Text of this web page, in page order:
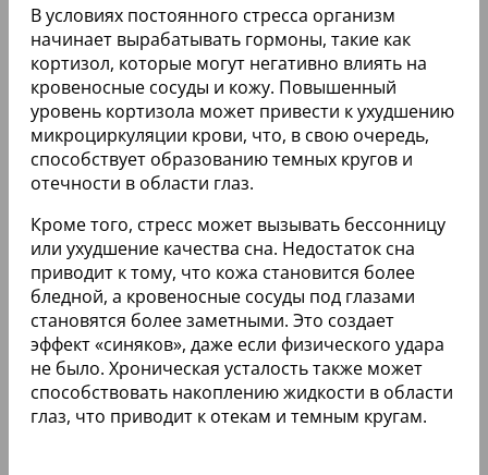
В условиях постоянного стресса организм
начинает вырабатывать гормоны, такие как
кортизол, которые могут негативно влиять на
кровеносные сосуды и кожу. Повышенный
уровень кортизола может привести к ухудшению
микроциркуляции крови, что, в свою очередь,
способствует образованию темных кругов и
отечности в области глаз.
Кроме того, стресс может вызывать бессонницу
или ухудшение качества сна. Недостаток сна
приводит к тому, что кожа становится более
бледной, а кровеносные сосуды под глазами
становятся более заметными. Это создает
эффект «синяков», даже если физического удара
не было. Хроническая усталость также может
способствовать накоплению жидкости в области
глаз, что приводит к отекам и темным кругам.